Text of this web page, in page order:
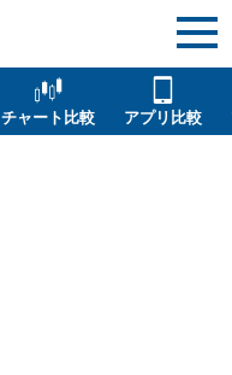
チャート比較 アプリ比較